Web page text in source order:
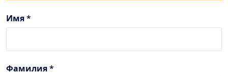
Имя *
Фамилия *